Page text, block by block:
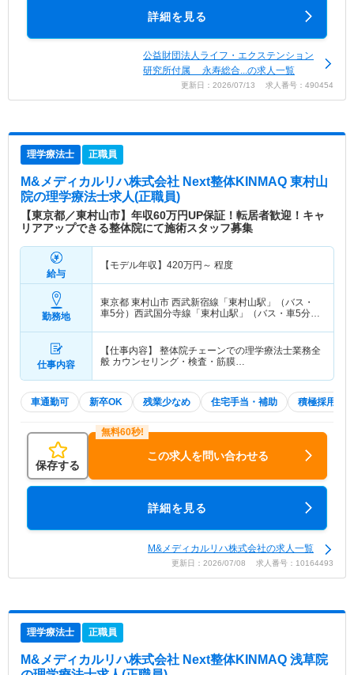
詳細を見る
公益財団法人ライフ・エクステンション
研究所付属 永寿総合...の求人一覧
更新日：2026/07/13 求人番号：490454
理学療法士 正職員
M&メディカルリハ株式会社 Next整体KINMAQ 東村山
院の理学療法士求人(正職員)
【東京都／東村山市】年収60万円UP保証！転居者歓迎！キャ
リアアップできる整体院にて施術スタッフ募集
給与
【モデル年収】 420万円～ 程度
勤務地
東京都 東村山市 西武新宿線「東村山駅」（バス・
車5分）西武国分寺線「東村山駅」（バス・車5分）
仕事内容
【仕事内容】 整体院チェーンでの理学療法士業務全
般 カウンセリング・検査・筋膜…
車通勤可 新卒OK 残業少なめ 住宅手当・補助 積極採用中
保存する
この求人を問い合わせる
詳細を見る
M&メディカルリハ株式会社の求人一覧
更新日：2026/07/08 求人番号：10164493
理学療法士 正職員
M&メディカルリハ株式会社 Next整体KINMAQ 浅草院